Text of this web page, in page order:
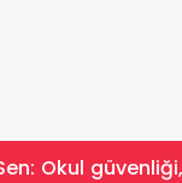
Okul